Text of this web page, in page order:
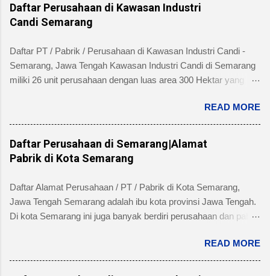
Daftar Perusahaan di Kawasan Industri
Candi Semarang
Daftar PT / Pabrik / Perusahaan di Kawasan Industri Candi -
Semarang, Jawa Tengah Kawasan Industri Candi di Semarang
miliki 26 unit perusahaan dengan luas area 300 Hektar yang
Kecamatan Ngaliyan dan memiliki fasilitas tanah yang siap
dibangun , jalan 20 s/d 30 meter, green belt, listrik , telepon , air,
security service dan memiliki kemudahan atau keuntungan
bebas banjir dan ideal untuk industri menengah dan besar untuk
alamat pengelola berada di Jl. Tambakaji II No. 7 Semarang
Perusahaan di Kawasan Industri Candi Semarang disertai
dengan informasi bidang usaha, alamat lengkap dan nomor
telpon masing-masing perusahaan/pabrik : PT. AMAN INDAH
READ MORE
Daftar Perusahaan di Semarang|Alamat
Pabrik di Kota Semarang
Daftar Alamat Perusahaan / PT / Pabrik di Kota Semarang,
Jawa Tengah Semarang adalah ibu kota provinsi Jawa Tengah.
Di kota Semarang ini juga banyak berdiri perusahaan dan pabrik
produsen makanan, minuman, obat-obatan / farmasi, industri
manufacture, dan lain sebagainya. Beberapa pabrik di kota
Semarang yang terkenal diantaranya: pabrik jamu Sidomuncul,
READ MORE